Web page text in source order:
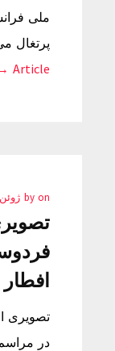
ملی
پرتغال
Article →
by on ژوئن 20, 2016
تصویری
در